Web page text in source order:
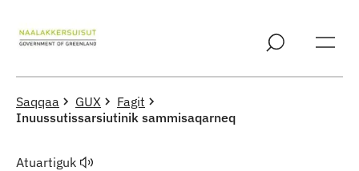
Saqqaa GUX
Fagit
Inuussutissarsiutinik sammisaqarneq
Atuartiguk